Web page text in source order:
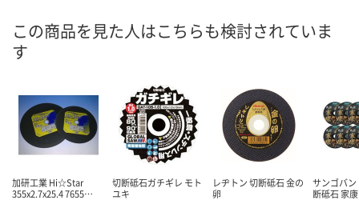
この商品を見た人はこちらも検討されていま
す
加研工業 Hi☆Star
355x2.7x25.4 7655…
切断砥石ガチギレ モト
ユキ
レヂトン 切断砥石 金の
卵
サンゴバン
断砥石 家